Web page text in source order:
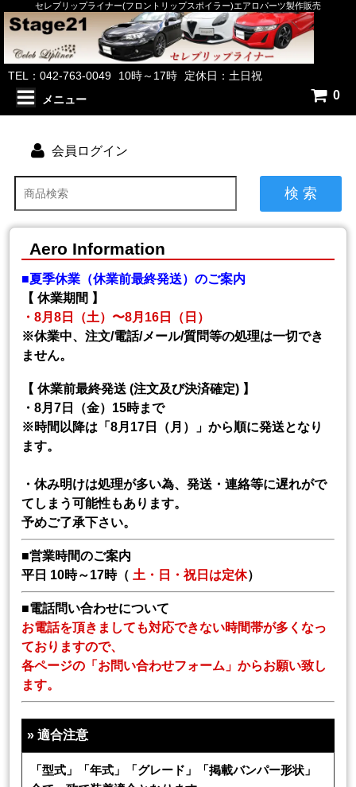
セレブリップライナー(フロントリップスポイラー)エアロパーツ製作販売
TEL：042-763-0049 10時～17時 定休日：土日祝
メニュー 0
会員ログイン
検 索
Aero Information
■夏季休業（休業前最終発送）のご案内
【 休業期間 】
・8月8日（土）〜8月16日（日）
※休業中、注文/電話/メール/質問等の処理は一切でき
ません。
【 休業前最終発送 (注文及び決済確定) 】
・8月7日（金）15時まで
※時間以降は「8月17日（月）」から順に発送となり
ます。
・休み明けは処理が多い為、発送・連絡等に遅れがで
てしまう可能性もあります。
予めご了承下さい。
■営業時間のご案内
平日 10時～17時（ 土・日・祝日は定休）
■電話問い合わせについて
お電話を頂きましても対応できない時間帯が多くなっ
ておりますので、
各ページの「お問い合わせフォーム」からお願い致し
ます。
»適合注意
「型式」「年式」「グレード」「掲載バンパー形状」